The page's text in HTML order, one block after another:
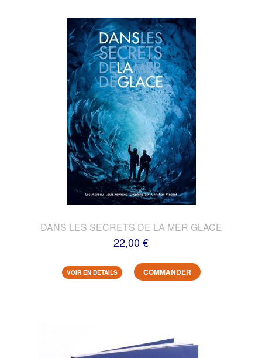
DANS LES SECRETS DE LA MER GLACE
22,00 €
VOIR EN DETAILS COMMANDER